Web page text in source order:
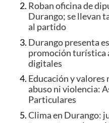
Roban oficina de
Durango; se llevan
al partido
Durango presenta
promoción turística
digitales
Educación y valores
abuso ni violencia:
Particulares
Clima en Durango: